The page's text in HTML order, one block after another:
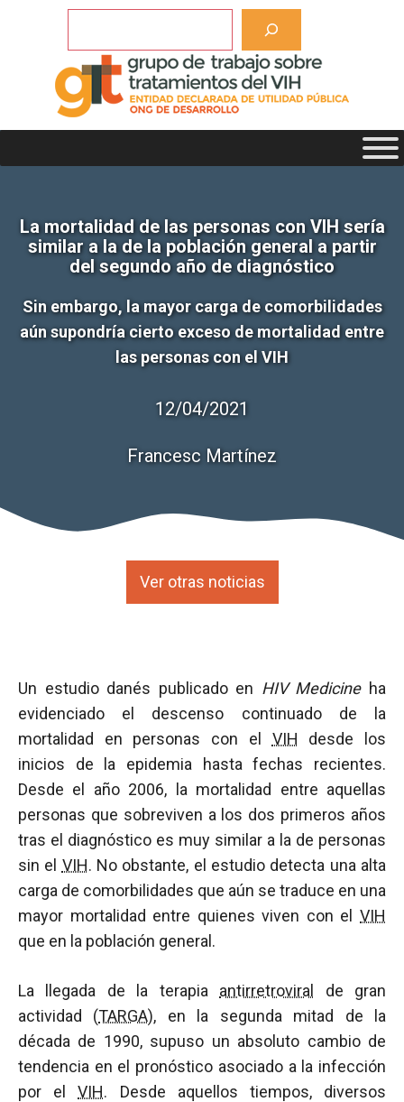
La mortalidad de las personas con VIH sería
similar a la de la población general a partir
del segundo año de diagnóstico
Sin embargo, la mayor carga de comorbilidades
aún supondría cierto exceso de mortalidad entre
las personas con el VIH
12/04/2021
Francesc Martínez
Ver otras noticias
Un estudio danés publicado en HIV Medicineha
evidenciado el descenso continuado de la
mortalidad en personas con el VIH desde los
inicios de la epidemia hasta fechas recientes.
Desde el año 2006, la mortalidad entre aquellas
personas que sobreviven a los dos primeros años
tras el diagnóstico es muy similar a la de personas
sin el VIH. No obstante, el estudio detecta una alta
carga de comorbilidades que aún se traduce en una
mayor mortalidad entre quienes viven con el VIH
que en la población general.
La llegada de la terapia antirretroviral
de gran
actividad (TARGA), en la segunda mitad de la
década de 1990, supuso un absoluto cambio de
tendencia en el pronóstico asociado a la infección
por elVIH. Desde aquellos tiempos, diversos